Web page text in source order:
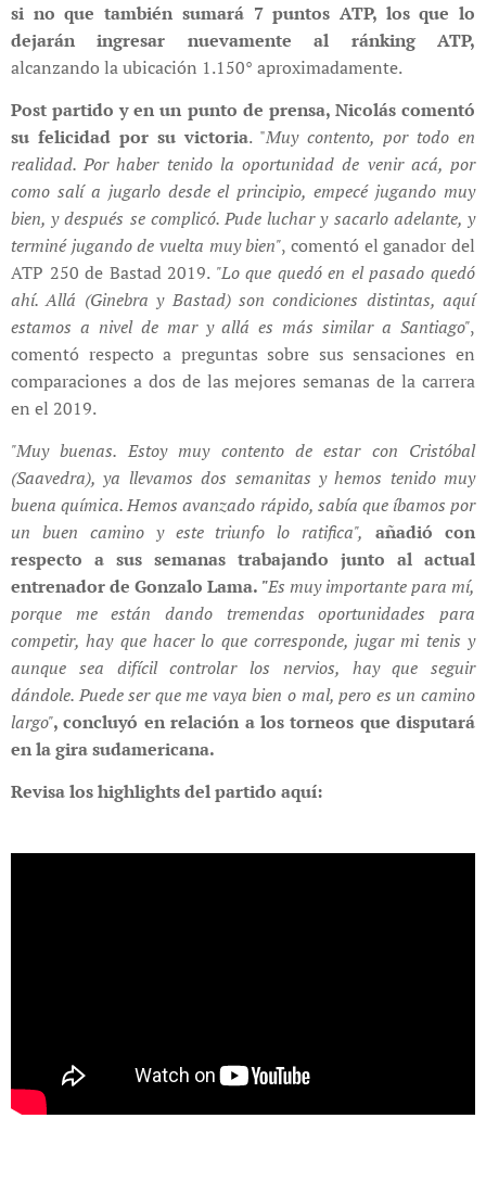
si no que también sumará 7 puntos ATP, los que lo
dejarán ingresar nuevamente al ránking ATP,
alcanzando la ubicación 1.150° aproximadamente.
Post partido y en un punto de prensa, Nicolás comentó
su felicidad por su victoria. "Muy contento, por todo en
realidad. Por haber tenido la oportunidad de venir acá, por
como salí a jugarlo desde el principio, empecé jugando muy
bien, y después se complicó. Pude luchar y sacarlo adelante, y
terminé jugando de vuelta muy bien", comentó el ganador del
ATP 250 de Bastad 2019. "Lo que quedó en el pasado quedó
ahí. Allá (Ginebra y Bastad) son condiciones distintas, aquí
estamos a nivel de mar y allá es más similar a Santiago",
comentó respecto a preguntas sobre sus sensaciones en
comparaciones a dos de las mejores semanas de la carrera
en el 2019.
"Muy buenas. Estoy muy contento de estar con Cristóbal
(Saavedra), ya llevamos dos semanitas y hemos tenido muy
buena química. Hemos avanzado rápido, sabía que íbamos por
un buen camino y este triunfo lo ratifica", añadió con
respecto a sus semanas trabajando junto al actual
entrenador de Gonzalo Lama. "Es muy importante para mí,
porque me están dando tremendas oportunidades para
competir, hay que hacer lo que corresponde, jugar mi tenis y
aunque sea difícil controlar los nervios, hay que seguir
dándole. Puede ser que me vaya bien o mal, pero es un camino
largo", concluyó en relación a los torneos que disputará
en la gira sudamericana.
Revisa los highlights del partido aquí: